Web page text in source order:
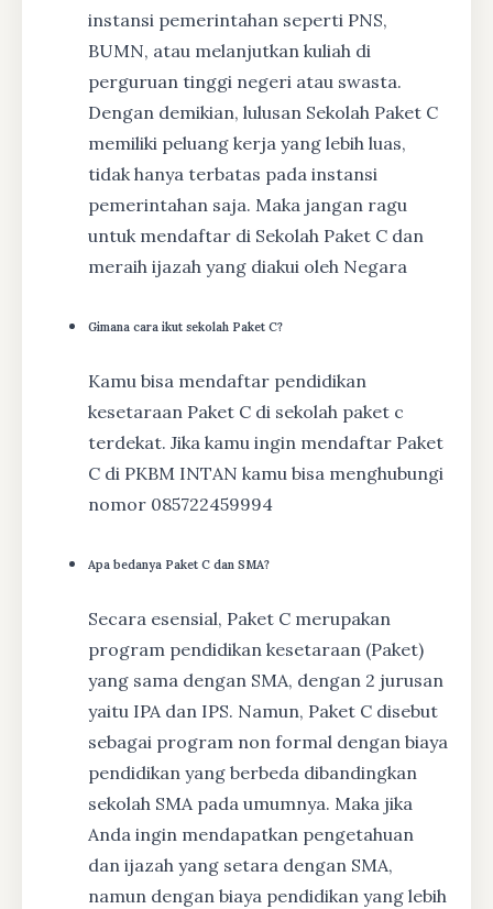
instansi pemerintahan seperti PNS,
BUMN, atau melanjutkan kuliah di
perguruan tinggi negeri atau swasta.
Dengan demikian, lulusan Sekolah Paket C
memiliki peluang kerja yang lebih luas,
tidak hanya terbatas pada instansi
pemerintahan saja. Maka jangan ragu
untuk mendaftar di Sekolah Paket C dan
meraih ijazah yang diakui oleh Negara
Gimana cara ikut sekolah Paket C?
Kamu bisa mendaftar pendidikan
kesetaraan Paket C di sekolah paket c
terdekat. Jika kamu ingin mendaftar Paket
C di PKBM INTAN kamu bisa menghubungi
nomor 085722459994
Apa bedanya Paket C dan SMA?
Secara esensial, Paket C merupakan
program pendidikan kesetaraan (Paket)
yang sama dengan SMA, dengan 2 jurusan
yaitu IPA dan IPS. Namun, Paket C disebut
sebagai program non formal dengan biaya
pendidikan yang berbeda dibandingkan
sekolah SMA pada umumnya. Maka jika
Anda ingin mendapatkan pengetahuan
dan ijazah yang setara dengan SMA,
namun dengan biaya pendidikan yang lebih